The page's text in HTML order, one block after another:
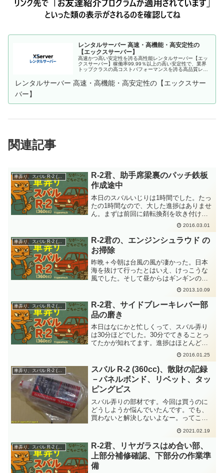
レンタルサーバー 高速・高機能・高安定性の
【エックスサーバー】
高速かつ高い安定性を誇る高性能レンタルサーバー【エッ
クスサーバー】稼働率99.99％以上の高い安定性で、業界
トップクラスの高コストパフォーマンスを誇る高品質レン
無料お試し10日間。
レンタルサーバー 高速・高機能・高安定性の【エックスサー
バー】
関連記事
車弄り、スバル R-2 (360cc)
R-2君、助手席梁裏のパッチ鉄板
作成途中
本日のスバルいじりは1時間でした。たっ
たの1時間なので、大した進捗はありませ
ん。まずは前回に錆転換剤を吹き付けた
梁内部の確認です。あん？真っ黒になっ
てないじゃん。重力に逆らう方向へ噴射
だからねー。塗料が重力に負けてサビと
反応する前に移動した...
2016.03.01
R-2君の、エンジンシュラウド の
お掃除
昨晩＋今朝は台風の風が凄かった。日本
海を抜けて行ったとはいえ、けっこうな
風でした。そして昼からはギンギンの太
陽です。暑い暑い。なんじゃらほいでし
た。スバルの部品をお掃除です。本日も
夕方に1時間ほどの作業。なので、たいし
た進捗はありません。1...
2013.10.09
R-2君、サイドブレーキレバー部
品の磨き
本日はなにかと忙しくって、スバル弄り
は30分ほどでした。30分でてきることっ
てたかが知れてます。進捗はほとんどな
いので、サイドブレーキレバー組み立て
日数にカウントしないことにしました。
まずはEリングの確認です。ちょっと前の
ブログに書いたので...
2016.01.25
車弄り、スバル R-2 (360cc)
スバル R-2 (360cc)、散財の記録
－パネルボンド、リベット、タッ
ピングビス
スバル弄りの部材です。今回は買うのに
どうしようか悩んでいたんです。でも、
買わないと解決しないよなー。ってこと
ました。全てモノタロウで購入です。と
うとう、こいつに手を出します。自動車
板金で用いるパネルボンド...
2021.02.19
R-2君、リヤガラスはめ合い部、
上部分補修確認、下部分の作業準
備